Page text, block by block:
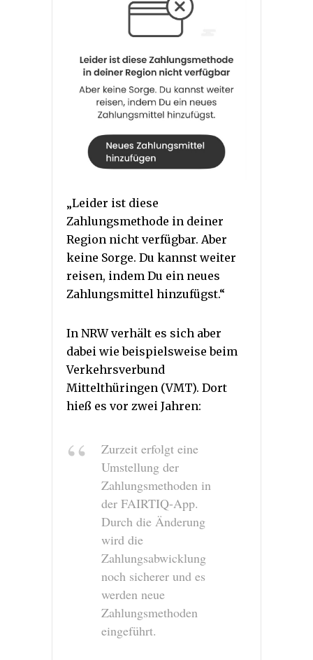
„Leider ist diese
Zahlungsmethode in deiner
Region nicht verfügbar. Aber
keine Sorge. Du kannst weiter
reisen, indem Du ein neues
Zahlungsmittel hinzufügst.“
In NRW verhält es sich aber
dabei wie beispielsweise beim
Verkehrsverbund
Mittelthüringen (VMT). Dort
hieß es vor zwei Jahren:
Zurzeit erfolgt eine
Umstellung der
Zahlungsmethoden in
der FAIRTIQ-App.
Durch die Änderung
wird die
Zahlungsabwicklung
noch sicherer und es
werden neue
Zahlungsmethoden
eingeführt.